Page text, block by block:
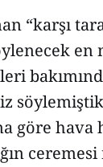
“karşı
göre hava